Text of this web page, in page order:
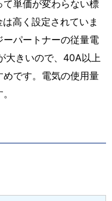
単価が変わらない標
高く設定されていま
パートナーの従量電
大きいので、40A以上
です。電気の使用量